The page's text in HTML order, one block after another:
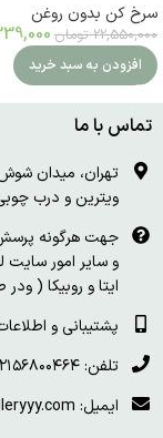
سرخ کن بدون روغن
22,550,000 تومان
افزودن به سبد خرید
تماس با ما
ویترین و درب
جهت هرگونه
و سایر امور سایت
ایتا و روبیکا (
پشتیبانی و اطلاعات
تلفن: ۰۲۱۵۶۸۰۰۴۶۴
ایمیل: info@mimogalleryyy.com